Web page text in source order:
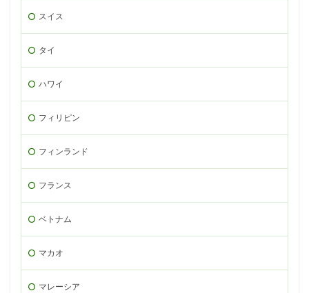
スイス
タイ
ハワイ
フィリピン
フィンランド
フランス
ベトナム
マカオ
マレーシア